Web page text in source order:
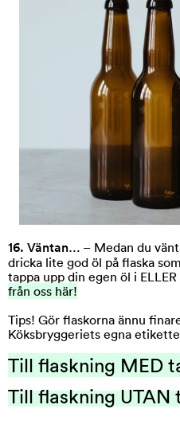
16. Väntan… – Medan du
dricka lite god öl på flaska
tappa upp din egen öl i
från oss här!
Tips! Gör flaskorna ännu
Köksbryggeriets egna
Till flaskning MED
Till flaskning UTAN